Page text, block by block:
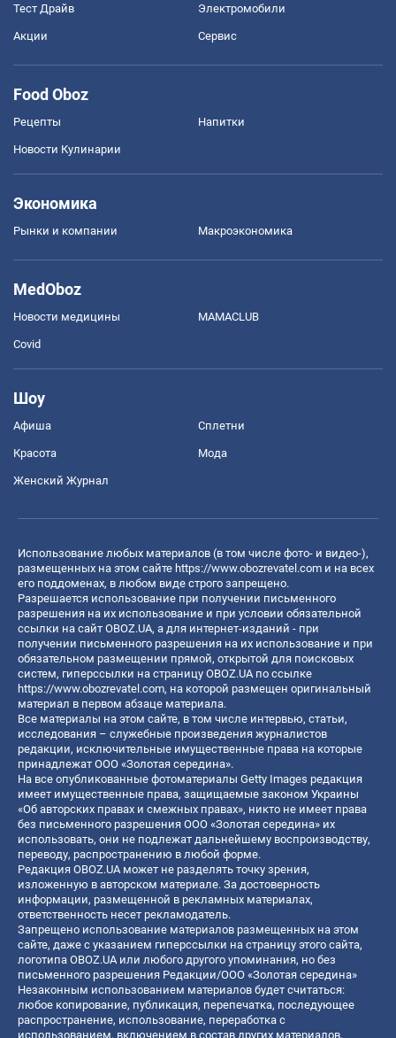
Тест Драйв Электромобили
Акции Сервис
Food Oboz
Рецепты Напитки
Новости Кулинарии
Экономика
Рынки и компании Mакроэкономика
MedOboz
Новости медицины MAMACLUB
Covid
Шоу
Афиша Сплетни
Красота Мода
Женский Журнал
Использование любых материалов (в том числе фото- и видео-),
размещенных на этом сайте https://www.obozrevatel.com и на всех
его поддоменах, в любом виде строго запрещено.
Разрешается использование при получении письменного
разрешения на их использование и при условии обязательной
ссылки на сайт OBOZ.UA, а для интернет-изданий - при
получении письменного разрешения на их использование и при
обязательном размещении прямой, открытой для поисковых
систем, гиперссылки на страницу OBOZ.UA по ссылке
https://www.obozrevatel.com, на которой размещен оригинальный
материал в первом абзаце материала.
Все материалы на этом сайте, в том числе интервью, статьи,
исследования – служебные произведения журналистов
редакции, исключительные имущественные права на которые
принадлежат ООО «Золотая середина».
На все опубликованные фотоматериалы Getty Images редакция
имеет имущественные права, защищаемые законом Украины
«Об авторских правах и смежных правах», никто не имеет права
без письменного разрешения ООО «Золотая середина» их
использовать, они не подлежат дальнейшему воспроизводству,
переводу, распространению в любой форме.
Редакция OBOZ.UA может не разделять точку зрения,
изложенную в авторском материале. За достоверность
информации, размещенной в рекламных материалах,
ответственность несет рекламодатель.
Запрещено использование материалов размещенных на этом
сайте, даже с указанием гиперссылки на страницу этого сайта,
логотипа OBOZ.UA или любого другого упоминания, но без
письменного разрешения Редакции/ООО «Золотая середина»
Незаконным использованием материалов будет считаться:
любое копирование, публикация, перепечатка, последующее
распространение, использование, переработка с
использованием, включением в состав других материалов,